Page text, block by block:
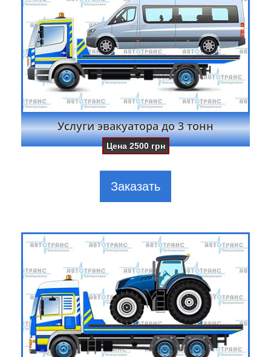
Услуги эвакуатора до 3 тонн
Цена2500 грн
Заказать